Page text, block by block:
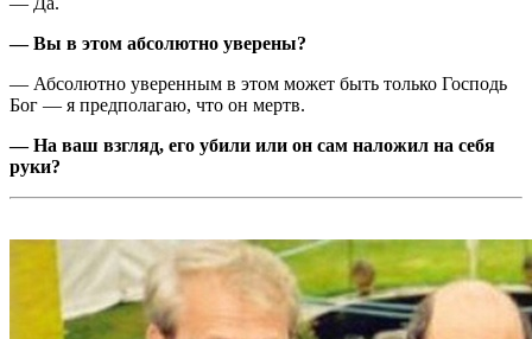
— Вы в этом абсолютно уверены?
— Абсолютно уверенным в этом может быть только Господь
Бог — я предполагаю, что он мертв.
— На ваш взгляд, его убили или он сам наложил на себя
руки?